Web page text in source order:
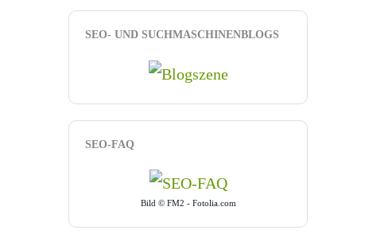
SEO- UND SUCHMASCHINENBLOGS
SEO-FAQ
Bild © FM2 - Fotolia.com